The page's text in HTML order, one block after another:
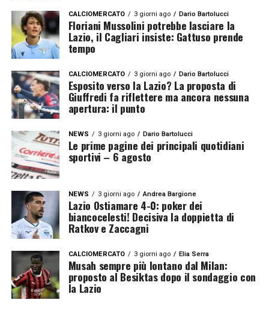
CALCIOMERCATO 3 giorni ago Dario Bartolucci
Floriani Mussolini potrebbe lasciare la
Lazio, il Cagliari insiste: Gattuso prende
tempo
CALCIOMERCATO 3 giorni ago Dario Bartolucci
Esposito verso la Lazio? La proposta di
Giuffredi fa riflettere ma ancora nessuna
apertura: il punto
NEWS 3 giorni ago Dario Bartolucci
Le prime pagine dei principali quotidiani
sportivi – 6 agosto
NEWS 3 giorni ago Andrea Bargione
Lazio Ostiamare 4-0: poker dei
biancocelesti! Decisiva la doppietta di
Ratkov e Zaccagni
CALCIOMERCATO 3 giorni ago Elia Serra
Musah sempre più lontano dal Milan:
proposto al Besiktas dopo il sondaggio con
la Lazio